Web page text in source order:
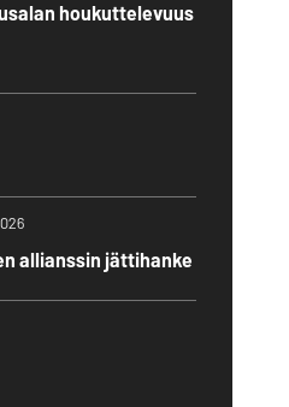
houkuttelevuus
allianssin jättihanke